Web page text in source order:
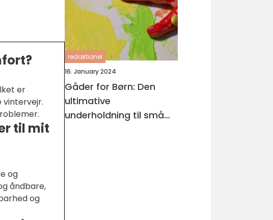
er
til mit
og
åndbare,
og
redaktionel
16. January 2024
Gåder for Børn: Den
ultimative
underholdning til små